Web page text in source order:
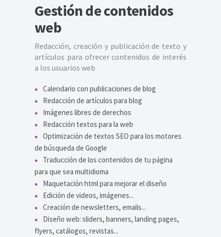
Gestión de contenidos
web
Redacción, creación y publicación de texto y
artículos para ofrecer contenidos de interés
a los usuarios web
Calendario con publicaciones de blog
Redacción de artículos para blog
Imágenes libres de derechos
Redacción textos para la web
Optimización de textos SEO para los motores
de búsqueda de Google
Traducción de los contenidos de tu página
para que sea multidioma
Maquetación html para mejorar el diseño
Edición de videos, imágenes...
Creación de newsletters, emails...
Diseño web: sliders, banners, landing pages,
flyers, catálogos, revistas...